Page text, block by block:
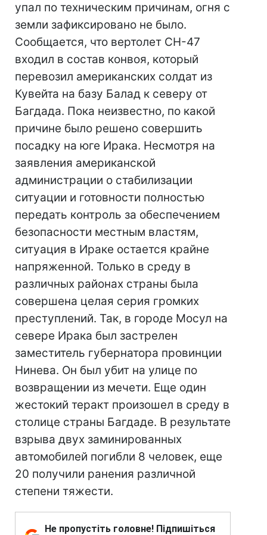
упал по техническим причинам, огня с
земли зафиксировано не было.
Сообщается, что вертолет CH-47
входил в состав конвоя, который
перевозил американских солдат из
Кувейта на базу Балад к северу от
Багдада. Пока неизвестно, по какой
причине было решено совершить
посадку на юге Ирака. Несмотря на
заявления американской
администрации о стабилизации
ситуации и готовности полностью
передать контроль за обеспечением
безопасности местным властям,
ситуация в Ираке остается крайне
напряженной. Только в среду в
различных районах страны была
совершена целая серия громких
преступлений. Так, в городе Мосул на
севере Ирака был застрелен
заместитель губернатора провинции
Нинева. Он был убит на улице по
возвращении из мечети. Еще один
жестокий теракт произошел в среду в
столице страны Багдаде. В результате
взрыва двух заминированных
автомобилей погибли 8 человек, еще
20 получили ранения различной
степени тяжести.
Не пропустіть головне! Підпишіться